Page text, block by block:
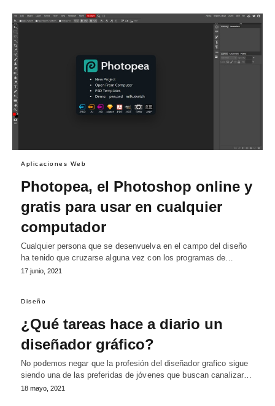
Aplicaciones Web
Photopea, el Photoshop online y
gratis para usar en cualquier
computador
Cualquier persona que se desenvuelva en el campo del diseño
ha tenido que cruzarse alguna vez con los programas de…
17 junio, 2021
Diseño
¿Qué tareas hace a diario un
diseñador gráfico?
No podemos negar que la profesión del diseñador grafico sigue
siendo una de las preferidas de jóvenes que buscan canalizar…
18 mayo, 2021